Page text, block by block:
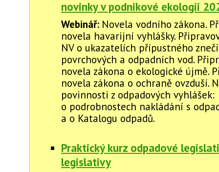
novinky v podnikové ekologii
Webinář: Novela vodního zákona.
novela havarijní vyhlášky.
NV o ukazatelích přípustného
povrchových a odpadních vod.
novela zákona o ekologické újmě.
novela zákona o ochraně ovzduší.
povinnosti z odpadových vyhlášek:
o podrobnostech nakládání s
a o Katalogu odpadů.
Praktický kurz odpadové
legislativy